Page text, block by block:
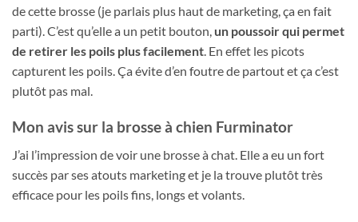
de cette brosse (je parlais plus haut de marketing, ça en fait
parti). C’est qu’elle a un petit bouton, un poussoir qui permet
de retirer les poils plus facilement. En effet les picots
capturent les poils. Ça évite d’en foutre de partout et ça c’est
plutôt pas mal.
Mon avis sur la brosse à chien Furminator
J’ai l’impression de voir une brosse à chat. Elle a eu un fort
succès par ses atouts marketing et je la trouve plutôt très
efficace pour les poils fins, longs et volants.